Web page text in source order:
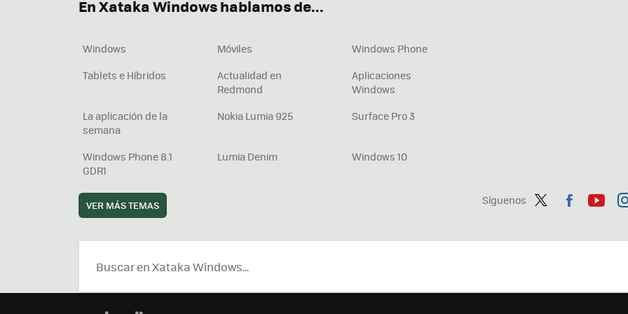
Síguenos
ter
ebo tub
En Xataka Windows hablamos de...
Windows Móviles
Windows Phone
Tablets e Híbridos
Actualidad en
Redmond
Aplicaciones
Windows
La aplicación de la
semana
Nokia Lumia 925 Surface Pro 3
Windows Phone 8.1
GDR1
Lumia Denim Windows 10
VER MÁS TEMAS